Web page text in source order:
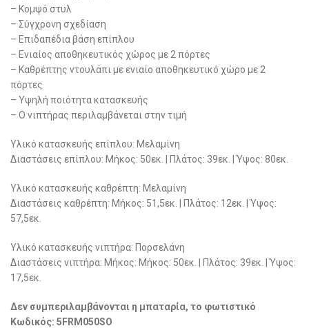
– Κομψό στυλ
– Σύγχρονη σχεδίαση
– Επιδαπέδια βάση επίπλου
– Ενιαίος αποθηκευτικός χώρος με 2 πόρτες
– Καθρέπτης ντουλάπι με ενιαίο αποθηκευτικό χώρο με 2
πόρτες
– Υψηλή ποιότητα κατασκευής
– Ο νιπτήρας περιλαμβάνεται στην τιμή
Yλικό κατασκευής επίπλου: Μελαμίνη
Διαστάσεις επίπλου: Μήκος: 50εκ. | Πλάτος: 39εκ. | Ύψος: 80εκ.
Yλικό κατασκευής καθρέπτη: Μελαμίνη
Διαστάσεις καθρέπτη: Μήκος: 51,5εκ. | Πλάτος: 12εκ. | Ύψος:
57,5εκ.
Υλικό κατασκευής νιπτήρα: Πορσελάνη
Διαστάσεις νιπτήρα: Μήκος: Μήκος: 50εκ. | Πλάτος: 39εκ. | Ύψος:
17,5εκ.
Δεν συμπεριλαμβάνονται η μπαταρία, το φωτιστικό
Κωδικός: 5FRM050SO